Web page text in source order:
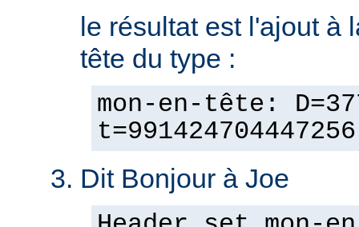
le résultat est l'ajout à
tête du type :
mon-en-tête:
t=991424704447256
Dit Bonjour à Joe